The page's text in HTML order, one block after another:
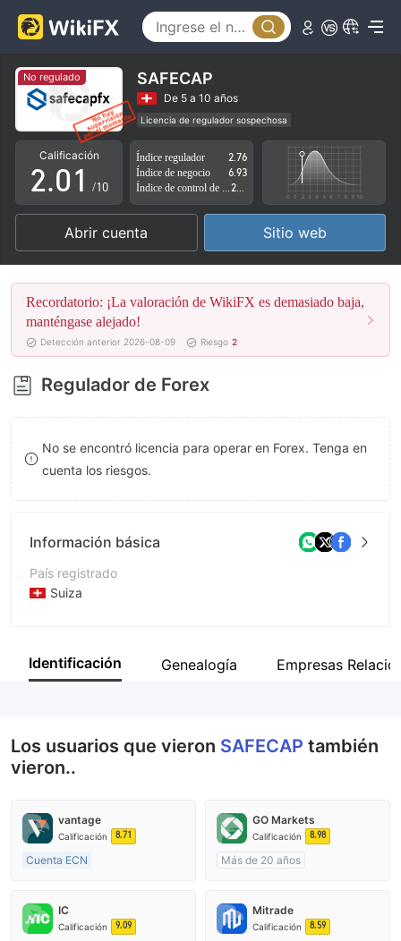
No regulado SAFECAP
De 5 a 10 años
Licencia de regulador sospechosa
Zona de negocio sospechoso
Riesgo potencial alto
Calificación
0
1
2
3
4
5
6
7
8
9
.0
1
2
3
4
5
6
7
8
9
0
1
2
3
4
5
6
7
8
9
/10
Índice regulador
2.76
Índice de negocio
6.93
Abrir cuenta Sitio web
Recordatorio: ¡La valoración de WikiFX es demasiado baja,
manténgase alejado!
Detección anterior 2026-08-09 Riesgo 2
Regulador de Forex
No se encontró licencia para operar en Forex. Tenga en
cuenta los riesgos.
Información básica
País registrado
Suiza
Empresa
Identificación Genealogía Empresas
Los usuarios que vieron SAFECAP también
vieron..
vantage
Calificación 8.71
Cuenta ECN
Supervisión en Australia
GO Markets
Calificación 8.98
Más de 20 años
cTrader
IC
Calificación 9.09
Mitrade
Calificación 8.59